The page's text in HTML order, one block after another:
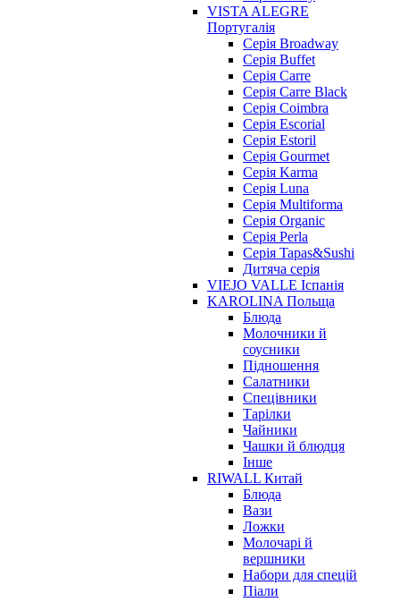
VISTA ALEGRE
Португалія
Серія Broadway
Серія Buffet
Серія Carre
Серія Carre Black
Серія Coimbra
Серія Escorial
Серія Estoril
Серія Gourmet
Серія Karma
Серія Luna
Серія Multiforma
Серія Organic
Серія Perla
Серія Tapas&Sushi
Дитяча серія
VIEJO VALLE Іспанія
KAROLINA Польща
Блюда
Молочники й
соусники
Підношення
Салатники
Спецівники
Тарілки
Чайники
Чашки й блюдця
Інше
RIWALL Китай
Блюда
Вази
Ложки
Молочарі й
вершники
Набори для спецій
Піали